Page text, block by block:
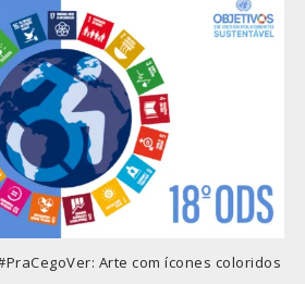
Arte com ícones coloridos